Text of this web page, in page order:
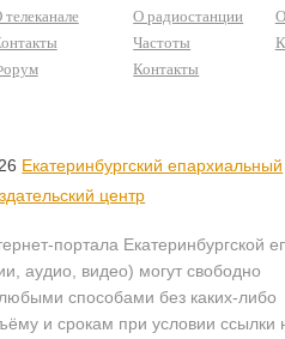
телеканале
О радиостанции
Частоты
Контакты
Екатеринбургский епархиальный
центр
портала Екатеринбургской
аудио, видео) могут свободно
способами без каких-либо
и срокам при условии ссылки